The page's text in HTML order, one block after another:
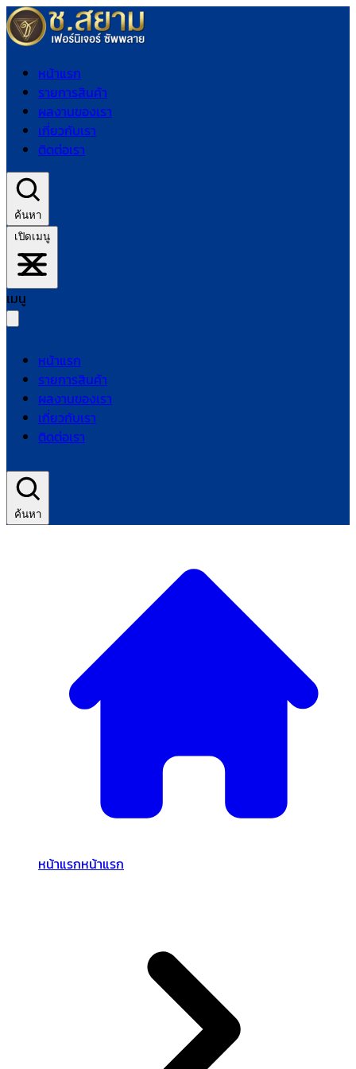
หน้าแรก
รายการสินค้า
ผลงานของเรา
เกี่ยวกับเรา
ติดต่อเรา
ค้นหา
เปิดเมนู
เมนู
หน้าแรก
รายการสินค้า
ผลงานของเรา
เกี่ยวกับเรา
ติดต่อเรา
ค้นหา
หน้าแรกหน้าแรก